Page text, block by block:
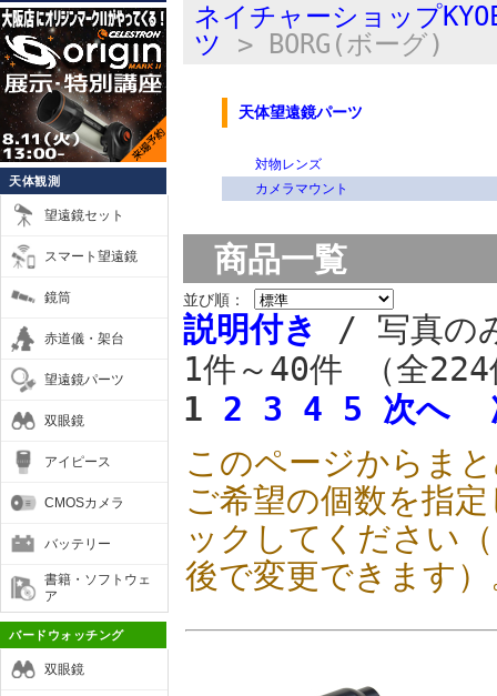
天体観測
望遠鏡セット
スマート望遠鏡
鏡筒
赤道儀・架台
望遠鏡パーツ
双眼鏡
アイピース
CMOSカメラ
バッテリー
書籍・ソフトウェ
ア
バードウォッチング
双眼鏡
ネイチャーショップ
ツ
> BORG(ボーグ)
天体望遠鏡パーツ
対物レンズ
カメラマウント
商品一覧
並び順：
説明付き
/ 写真の
1件～40件 （全
1 2 3 4 5 次へ
このページからま
ご希望の個数を指
ックしてください
後で変更できます